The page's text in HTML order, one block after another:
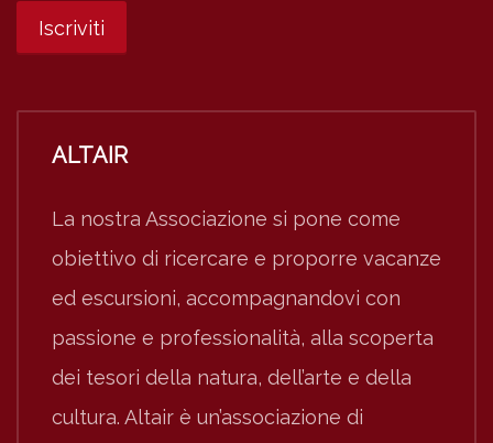
ALTAIR
La nostra Associazione si pone come
obiettivo di ricercare e proporre vacanze
ed escursioni, accompagnandovi con
passione e professionalità, alla scoperta
dei tesori della natura, dell’arte e della
cultura. Altair è un’associazione di